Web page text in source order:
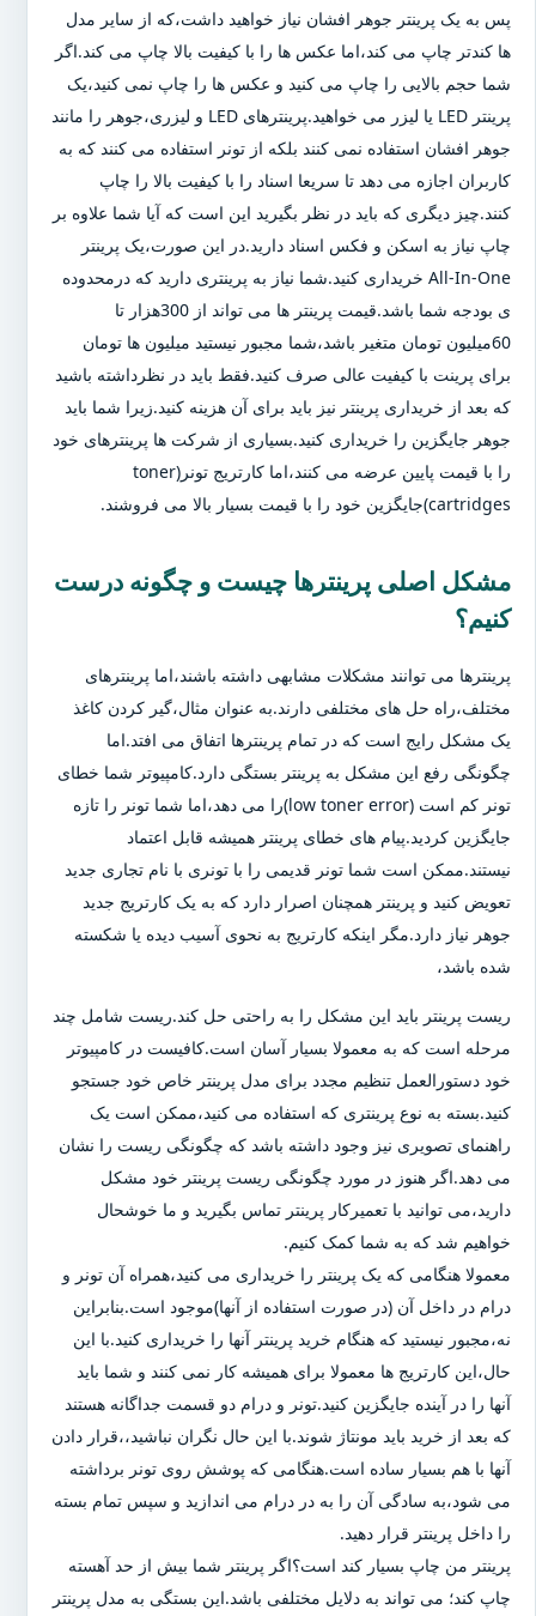
پس به یک پرینتر جوهر افشان نیاز خواهید داشت،که از سایر مدل
ها کندتر چاپ می کند،اما عکس ها را با کیفیت بالا چاپ می کند.اگر
شما حجم بالایی را چاپ می کنید و عکس ها را چاپ نمی کنید،یک
پرینتر LED یا لیزر می خواهید.پرینترهای LED و لیزری،جوهر را مانند
جوهر افشان استفاده نمی کنند بلکه از تونر استفاده می کنند که به
کاربران اجازه می دهد تا سریعا اسناد را با کیفیت بالا را چاپ
کنند.چیز دیگری که باید در نظر بگیرید این است که آیا شما علاوه بر
چاپ نیاز به اسکن و فکس اسناد دارید.در این صورت،یک پرینتر
All-In-One خریداری کنید.شما نیاز به پرینتری دارید که درمحدوده
ی بودجه شما باشد.قیمت پرینتر ها می تواند از 300هزار تا
60میلیون تومان متغیر باشد،شما مجبور نیستید میلیون ها تومان
برای پرینت با کیفیت عالی صرف کنید.فقط باید در نظرداشته باشید
که بعد از خریداری پرینتر نیز باید برای آن هزینه کنید.زیرا شما باید
جوهر جایگزین را خریداری کنید.بسیاری از شرکت ها پرینترهای خود
را با قیمت پایین عرضه می کنند،اما کارتریج تونر(toner
cartridges)جایگزین خود را با قیمت بسیار بالا می فروشند.
مشکل اصلی پرینترها چیست و چگونه درست
کنیم؟
پرینترها می توانند مشکلات مشابهی داشته باشند،اما پرینترهای
مختلف،راه حل های مختلفی دارند.به عنوان مثال،گیر کردن کاغذ
یک مشکل رایج است که در تمام پرینترها اتفاق می افتد.اما
چگونگی رفع این مشکل به پرینتر بستگی دارد.کامپیوتر شما خطای
تونر کم است (low toner error)را می دهد،اما شما تونر را تازه
جایگزین کردید.پیام های خطای پرینتر همیشه قابل اعتماد
نیستند.ممکن است شما تونر قدیمی را با تونری با نام تجاری جدید
تعویض کنید و پرینتر همچنان اصرار دارد که به یک کارتریج جدید
جوهر نیاز دارد.مگر اینکه کارتریج به نحوی آسیب دیده یا شکسته
شده باشد،
ریست پرینتر باید این مشکل را به راحتی حل کند.ریست شامل چند
مرحله است که به معمولا بسیار آسان است.کافیست در کامپیوتر
خود دستورالعمل تنظیم مجدد برای مدل پرینتر خاص خود جستجو
کنید.بسته به نوع پرینتری که استفاده می کنید،ممکن است یک
راهنمای تصویری نیز وجود داشته باشد که چگونگی ریست را نشان
می دهد.اگر هنوز در مورد چگونگی ریست پرینتر خود مشکل
دارید،می توانید با تعمیرکار پرینتر تماس بگیرید و ما خوشحال
خواهیم شد که به شما کمک کنیم.
معمولا هنگامی که یک پرینتر را خریداری می کنید،همراه آن تونر و
درام در داخل آن (در صورت استفاده از آنها)موجود است.بنابراین
نه،مجبور نیستید که هنگام خرید پرینتر آنها را خریداری کنید.با این
حال،این کارتریج ها معمولا برای همیشه کار نمی کنند و شما باید
آنها را در آینده جایگزین کنید.تونر و درام دو قسمت جداگانه هستند
که بعد از خرید باید مونتاژ شوند.با این حال نگران نباشید،،قرار دادن
آنها با هم بسیار ساده است.هنگامی که پوشش روی تونر برداشته
می شود،به سادگی آن را به در درام می اندازید و سپس تمام بسته
را داخل پرینتر قرار دهید.
پرینتر من چاپ بسیار کند است؟اگر پرینتر شما بیش از حد آهسته
چاپ کند؛ می تواند به دلایل مختلفی باشد.این بستگی به مدل پرینتر